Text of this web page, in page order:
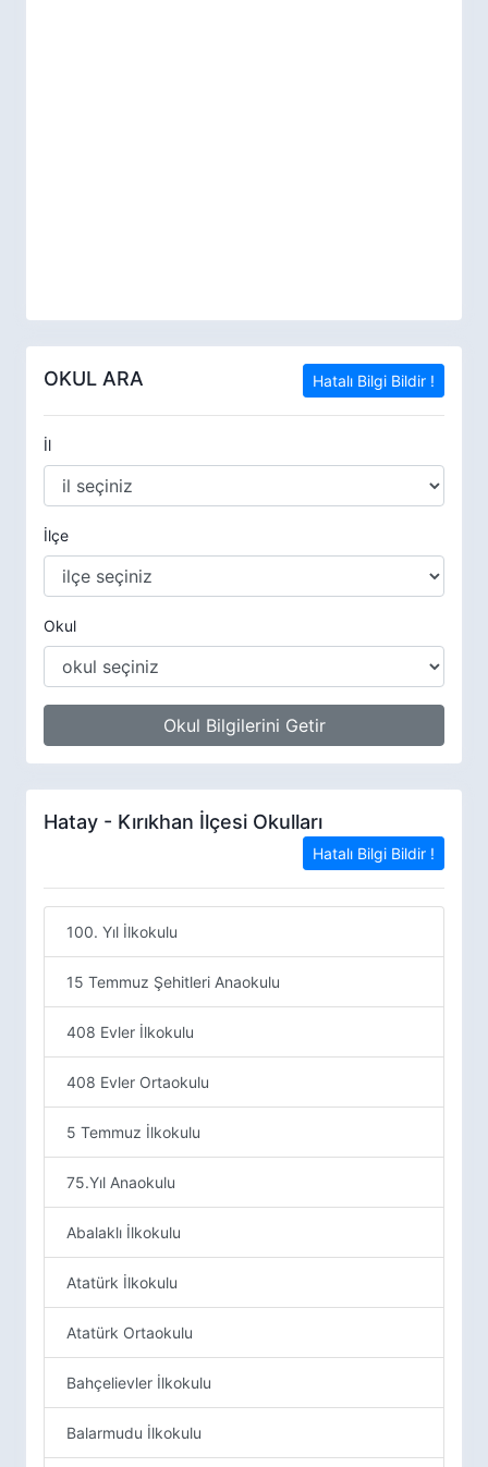
OKUL ARA Hatalı Bilgi Bildir !
İl
İlçe
Okul
Okul Bilgilerini Getir
Hatay - Kırıkhan İlçesi Okulları
Hatalı Bilgi Bildir !
100. Yıl İlkokulu
15 Temmuz Şehitleri Anaokulu
408 Evler İlkokulu
408 Evler Ortaokulu
5 Temmuz İlkokulu
75.Yıl Anaokulu
Abalaklı İlkokulu
Atatürk İlkokulu
Atatürk Ortaokulu
Bahçelievler İlkokulu
Balarmudu İlkokulu